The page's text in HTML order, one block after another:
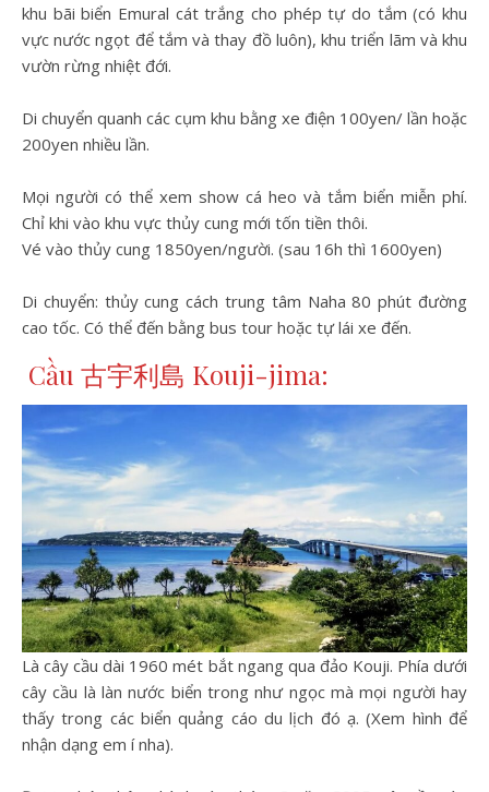
khu bãi biển Emural cát trắng cho phép tự do tắm (có khu
vực nước ngọt để tắm và thay đồ luôn), khu triển lãm và khu
vườn rừng nhiệt đới.
Di chuyển quanh các cụm khu bằng xe điện 100yen/ lần hoặc
200yen nhiều lần.
Mọi người có thể xem show cá heo và tắm biển miễn phí.
Chỉ khi vào khu vực thủy cung mới tốn tiền thôi.
Vé vào thủy cung 1850yen/người. (sau 16h thì 1600yen)
Di chuyển: thủy cung cách trung tâm Naha 80 phút đường
cao tốc. Có thể đến bằng bus tour hoặc tự lái xe đến.
Cầu 古宇利島 Kouji-jima:
Là cây cầu dài 1960 mét bắt ngang qua đảo Kouji. Phía dưới
cây cầu là làn nước biển trong như ngọc mà mọi người hay
thấy trong các biển quảng cáo du lịch đó ạ. (Xem hình để
nhận dạng em í nha).